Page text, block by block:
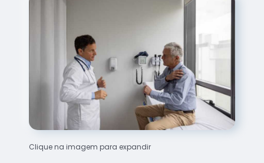
Clique na imagem para expandir